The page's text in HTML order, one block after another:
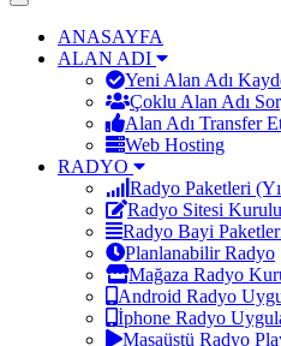
Toggle
navigationANASAYFA
ALAN ADI
Yeni Alan Adı
Çoklu Alan Adı
Alan Adı Transfer
Web Hosting
RADYO
Radyo Paketleri
Radyo Sitesi
Radyo Bayi
Planlanabilir Radyo
Mağaza Radyo
Android Radyo
İphone Radyo
Masaüstü Radyo